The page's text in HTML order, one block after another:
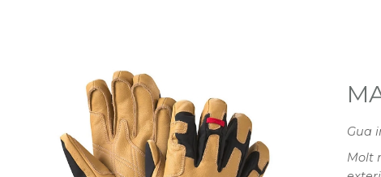
Gua
Molt